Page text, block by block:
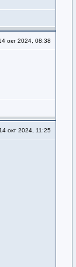
окт 2024, 08:38
14 окт 2024, 11:25